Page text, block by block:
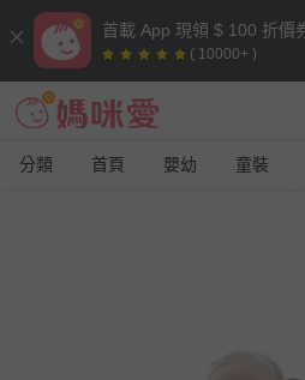
首載 App 現領 $ 100 折價
( 10000+ )
分類 首頁 嬰幼 童裝